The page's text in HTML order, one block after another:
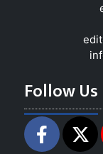
Follow Us